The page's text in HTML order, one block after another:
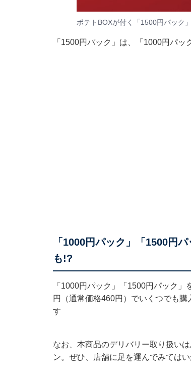
ポテトBOXが付く「1500円パック」
「1500円パック」は、「1000円パッ
「1000円パック」「1500円
も!?
「1000円パック」「1500円パック
円（通常価格460円）でいくつでも
す
なお、本商品のデリバリー取り扱い
ン。ぜひ、店舗に足を運んでみてはい